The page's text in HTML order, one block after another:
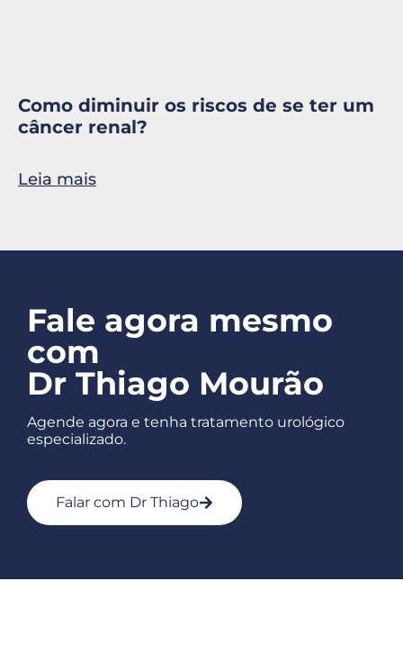
Como diminuir os riscos de se ter um
câncer renal?
Leia mais
Fale agora mesmo
com
Dr Thiago Mourão
Agende agora e tenha tratamento urológico
especializado.
Falar com Dr Thiago